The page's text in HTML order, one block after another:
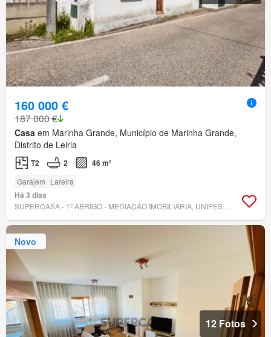
160 000 €
187 000 €
Casa em Marinha Grande, Município de Marinha Grande,
Distrito de Leiria
T2 2 46 m²
Garajem Lareira
Há 3 dias
Novo
12 Fotos